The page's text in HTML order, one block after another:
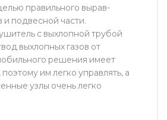
правильного вырав­
и подвесной части.
с выхлопной трубой
выхлопных газов от
решения имеет
им легко управлять, а
узлы очень легко